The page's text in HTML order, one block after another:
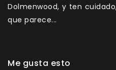
Dolmenwood, y ten
que parece...
Me gusta esto